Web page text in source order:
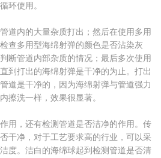
环使用。
道内的大量杂质打出；然后在使用多用
查多用型海绵射弹的颜色是否沾染灰
断管道内部杂质的情况；最后多次使用
到打出的海绵射弹是干净的为止。打出
道是干净的，因为海绵射弹与管道强力
擦洗一样，效果很显著。
用，还有检测管道是否洁净的作用。传
干净，对于工艺要求高的行业，可以采
度。洁白的海绵球起到检测管道是否清